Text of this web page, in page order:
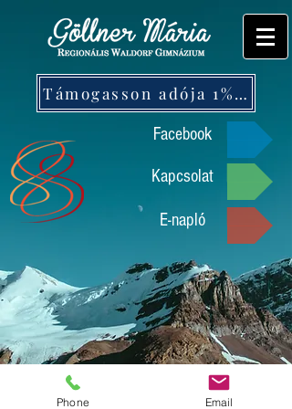
Támogasson adója 1%-ával!
Facebook
Kapcsolat
E-napló
Phone Email